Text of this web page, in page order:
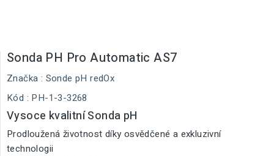
Sonda PH Pro Automatic AS7
Značka : Sonde pH redOx
Kód : PH-1-3-3268
Vysoce kvalitní Sonda pH
Prodloužená životnost díky osvědčené a exkluzivní
technologii